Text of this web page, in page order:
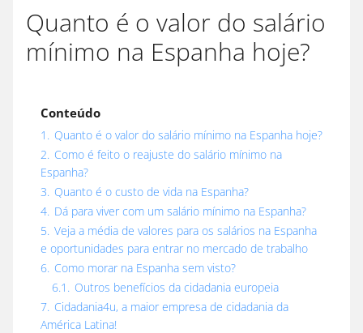
Quanto é o valor do salário
mínimo na Espanha hoje?
Conteúdo
1. Quanto é o valor do salário mínimo na Espanha hoje?
2. Como é feito o reajuste do salário mínimo na
Espanha?
3. Quanto é o custo de vida na Espanha?
4. Dá para viver com um salário mínimo na Espanha?
5. Veja a média de valores para os salários na Espanha
e oportunidades para entrar no mercado de trabalho
6. Como morar na Espanha sem visto?
6.1. Outros benefícios da cidadania europeia
7. Cidadania4u, a maior empresa de cidadania da
América Latina!